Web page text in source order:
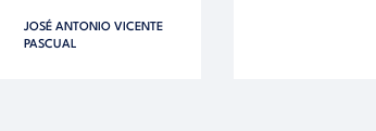
JOSÉ ANTONIO VICENTE
PASCUAL